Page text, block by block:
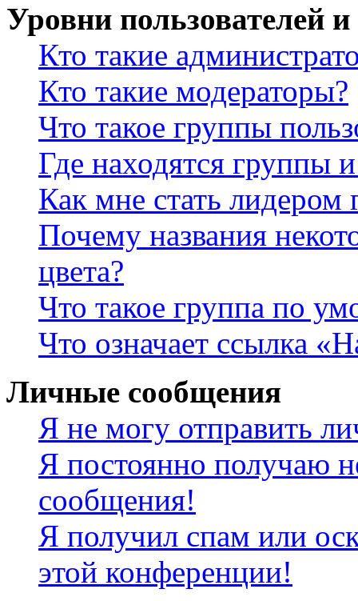
Уровни пользователей
Кто такие
Кто такие модераторы?
Что такое группы
Где находятся группы
Как мне стать лидером
Почему названия
цвета?
Что такое группа по
Что означает ссылка
Личные сообщения
Я не могу отправить
Я постоянно получаю
сообщения!
Я получил спам или
этой конференции!